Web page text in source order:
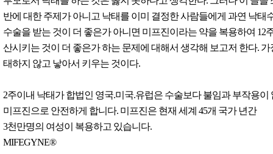
반에 대한 주제가 아니고 낙태를 이미 결정한 사람들에게 과연 낙태
수술을 받는 것이 더 좋은가 아니면 미프진이라는 약을 복용하여 12
산시키는 것이 더 좋은가 하는 문제에 대해서 생각해 보고저 한다. 가
태하지 않고 낳아서 키우는 것이다.
2주이내 낙태가 합법인 영국.미국.유럽은 수술보다 불임과 부작용이
미프진으로 안전하게 합니다. 미프진은 현재 세계 45개 국가 년간
3천만명의 여성이 복용하고 있습니다.
MIFEGYNE®